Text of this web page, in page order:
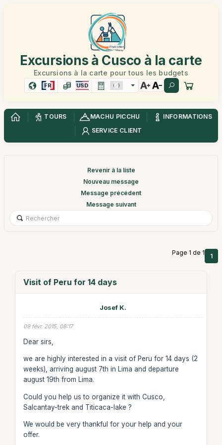
Excursions à Cusco à la carte
Excursions à la carte pour tous les budgets
FR USD
TOURS MACHU PICCHU
INFORMATIONS
SERVICE CLIENT
Revenir à la liste
Nouveau message
Message précédent
Message suivant
Page 1 de 1 1
Visit of Peru for 14 days
Josef K.
09 févr. 2015, 08:17
Dear sirs,
we are highly interested in a visit of Peru for 14 days (2
weeks), arriving august 7th in Lima and departure
august 19th from Lima.
Could you help us to organize it with Cusco,
Salcantay-trek and Titicaca-lake ?
We would be very thankful for your help and your
offer.